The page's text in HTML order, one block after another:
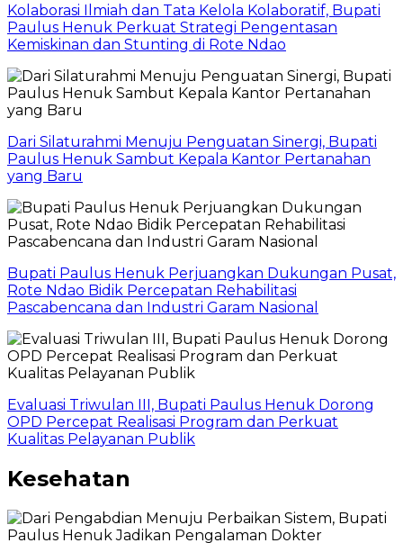
Kolaborasi Ilmiah dan Tata Kelola Kolaboratif, Bupati
Paulus Henuk Perkuat Strategi Pengentasan
Kemiskinan dan Stunting di Rote Ndao
Dari Silaturahmi Menuju Penguatan Sinergi, Bupati
Paulus Henuk Sambut Kepala Kantor Pertanahan
yang Baru
Bupati Paulus Henuk Perjuangkan Dukungan Pusat,
Rote Ndao Bidik Percepatan Rehabilitasi
Pascabencana dan Industri Garam Nasional
Evaluasi Triwulan III, Bupati Paulus Henuk Dorong
OPD Percepat Realisasi Program dan Perkuat
Kualitas Pelayanan Publik
Kesehatan